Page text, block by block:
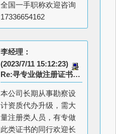
全国一手职称欢迎咨询
17336654162
李经理：
(2023/7/11 15:12:23)
Re:寻专业做注册证书的老板长期合作
本公司长期从事勘察设
计资质代办升级，需大
量注册类人员，有专做
此类证书的同行欢迎长